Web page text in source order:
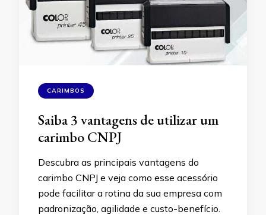
CARIMBOS
Saiba 3 vantagens de utilizar um
carimbo CNPJ
Descubra as principais vantagens do
carimbo CNPJ e veja como esse acessório
pode facilitar a rotina da sua empresa com
padronização, agilidade e custo-benefício.